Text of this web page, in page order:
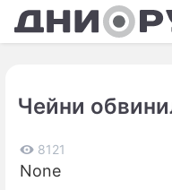
Чейни
8121
None